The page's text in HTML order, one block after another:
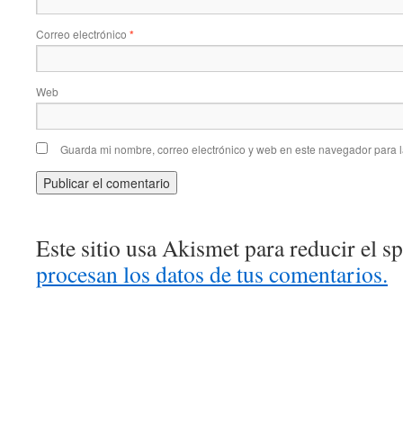
Correo electrónico *
Web
Guarda mi nombre, correo electrónico y web en este navegador para
Este sitio usa Akismet para reducir el
procesan los datos de tus comentarios.